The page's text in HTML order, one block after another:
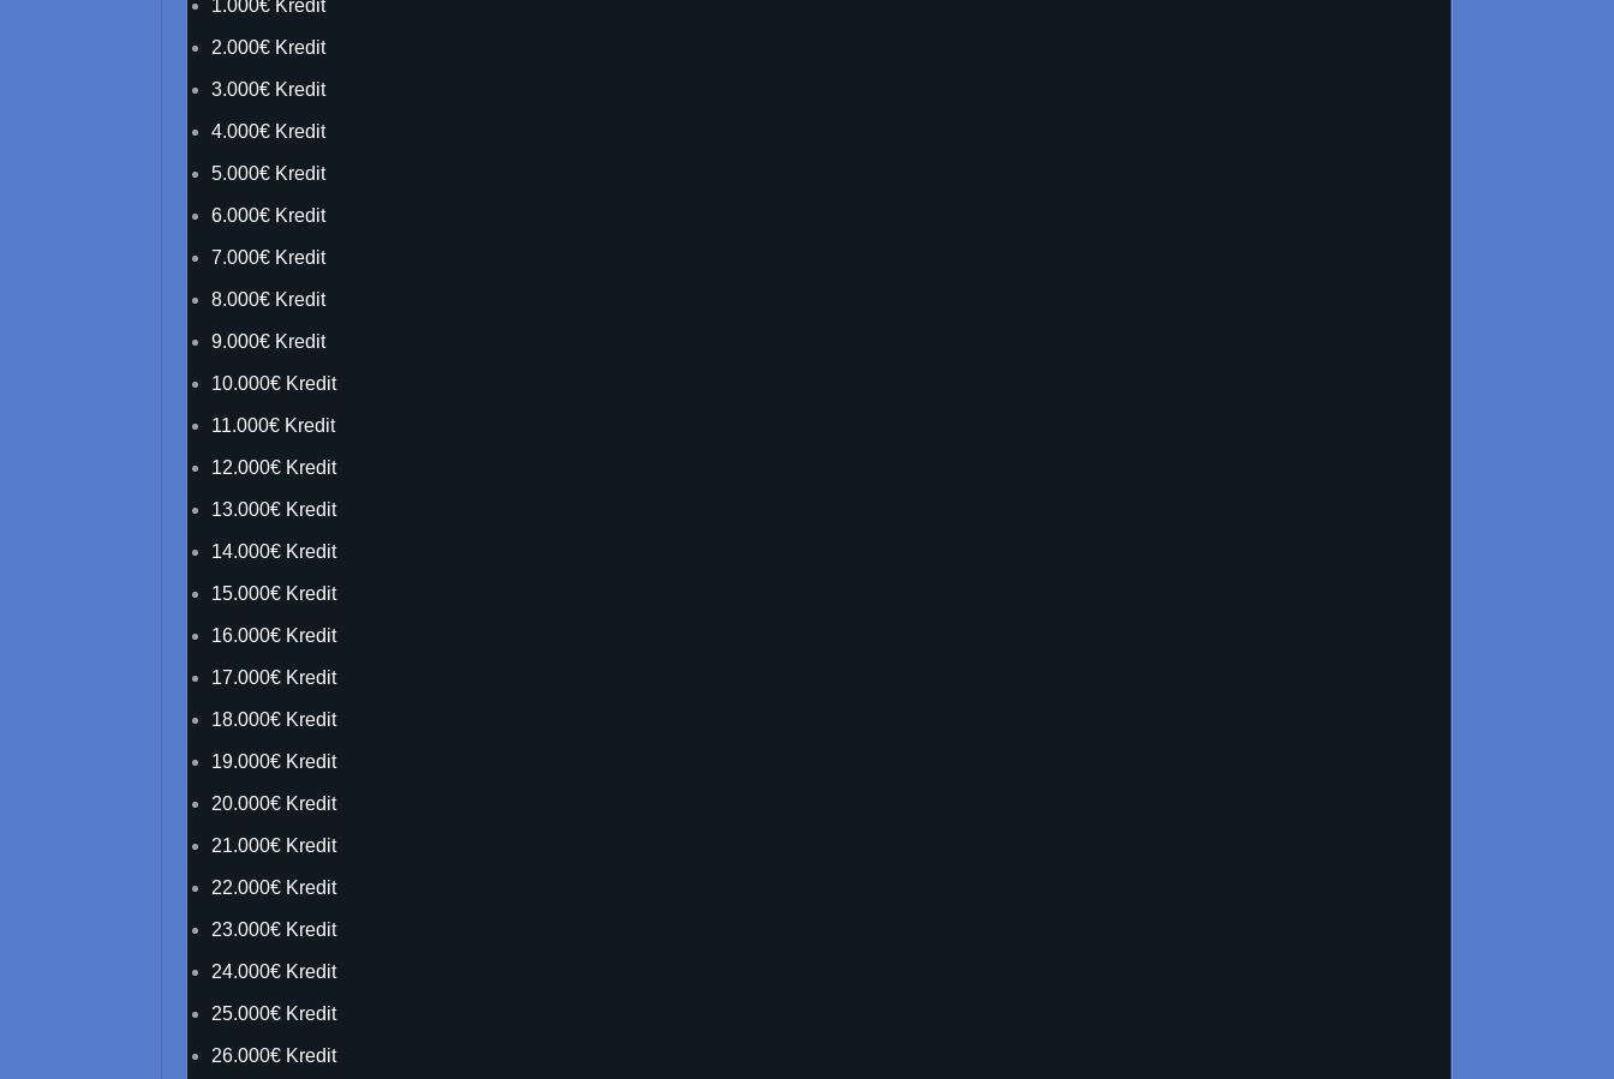
1.000€ Kredit
2.000€ Kredit
3.000€ Kredit
4.000€ Kredit
5.000€ Kredit
6.000€ Kredit
7.000€ Kredit
8.000€ Kredit
9.000€ Kredit
10.000€ Kredit
11.000€ Kredit
12.000€ Kredit
13.000€ Kredit
14.000€ Kredit
15.000€ Kredit
16.000€ Kredit
17.000€ Kredit
18.000€ Kredit
19.000€ Kredit
20.000€ Kredit
21.000€ Kredit
22.000€ Kredit
23.000€ Kredit
24.000€ Kredit
25.000€ Kredit
26.000€ Kredit